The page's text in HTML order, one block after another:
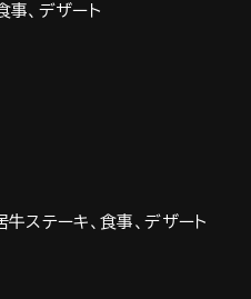
事、デザート
牛ステーキ、食事、デザート